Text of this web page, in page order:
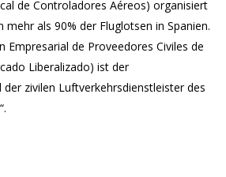
de Controladores Aéreos) organisiert
mehr als 90% der Fluglotsen in Spanien.
Empresarial de Proveedores Civiles de
Liberalizado) ist der
der zivilen Luftverkehrsdienstleister des